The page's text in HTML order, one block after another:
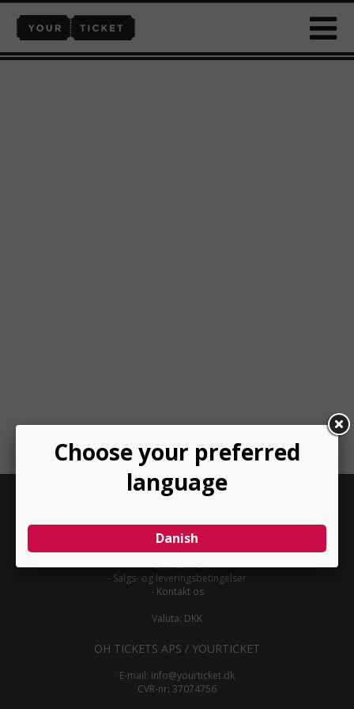
INFORMATION
-Om YourTicket
Bliv arrangør
-Arrangør login
-Donationer
- Salgs- og leveringsbetingelser
- Kontakt os
Valuta: DKK
OH TICKETS APS / YOURTICKET
E-mail: info@yourticket.dk
CVR-nr: 37074756